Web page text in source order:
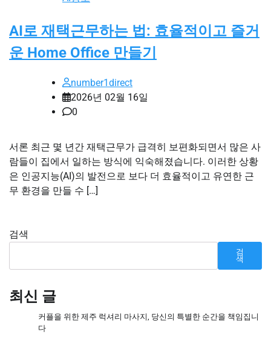
AI로 재택근무하는 법: 효율적이고 즐거
운 Home Office 만들기
number1direct
2026년 02월 16일
0
서론 최근 몇 년간 재택근무가 급격히 보편화되면서 많은 사
람들이 집에서 일하는 방식에 익숙해졌습니다. 이러한 상황
은 인공지능(AI)의 발전으로 보다 더 효율적이고 유연한 근
무 환경을 만들 수 […]
검색
검
색
최신 글
커플을 위한 제주 럭셔리 마사지, 당신의 특별한 순간을 책임집니
다